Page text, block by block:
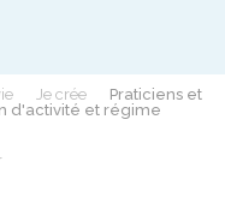
Je crée
Praticiens et
d'activité et régime